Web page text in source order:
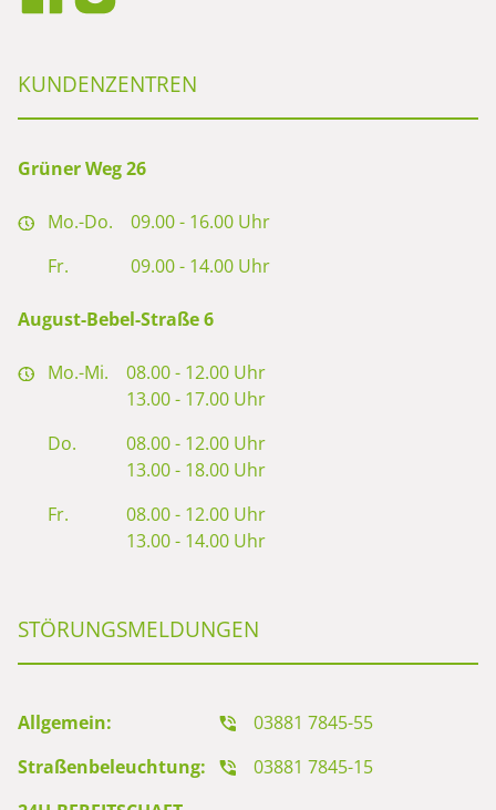
KUNDENZENTREN
Grüner Weg 26
Mo.-Do. 09.00 - 16.00 Uhr
Fr.
09.00 - 14.00 Uhr
August-Bebel-Straße 6
Mo.-Mi. 08.00 - 12.00 Uhr
13.00 - 17.00 Uhr
Do.
08.00 - 12.00 Uhr
13.00 - 18.00 Uhr
Fr.
08.00 - 12.00 Uhr
13.00 - 14.00 Uhr
STÖRUNGSMELDUNGEN
Allgemein:
03881 7845-55
Straßenbeleuchtung:
03881 7845-15